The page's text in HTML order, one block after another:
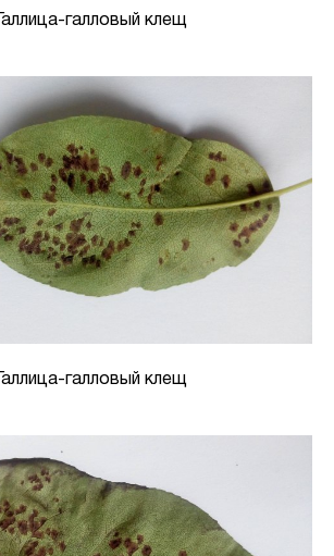
Галлица-галловый клещ
Галлица-галловый клещ